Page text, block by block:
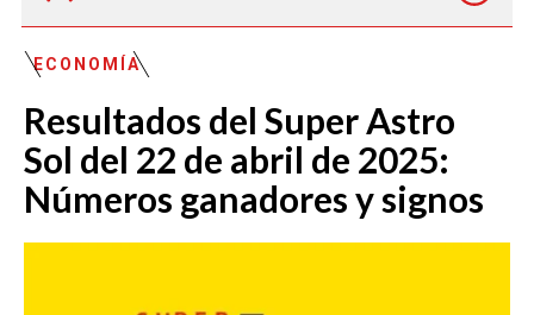
EMISIÓN 7:00 PM
ECONOMÍA
Resultados del Super Astro
Sol del 22 de abril de 2025:
Números ganadores y signos